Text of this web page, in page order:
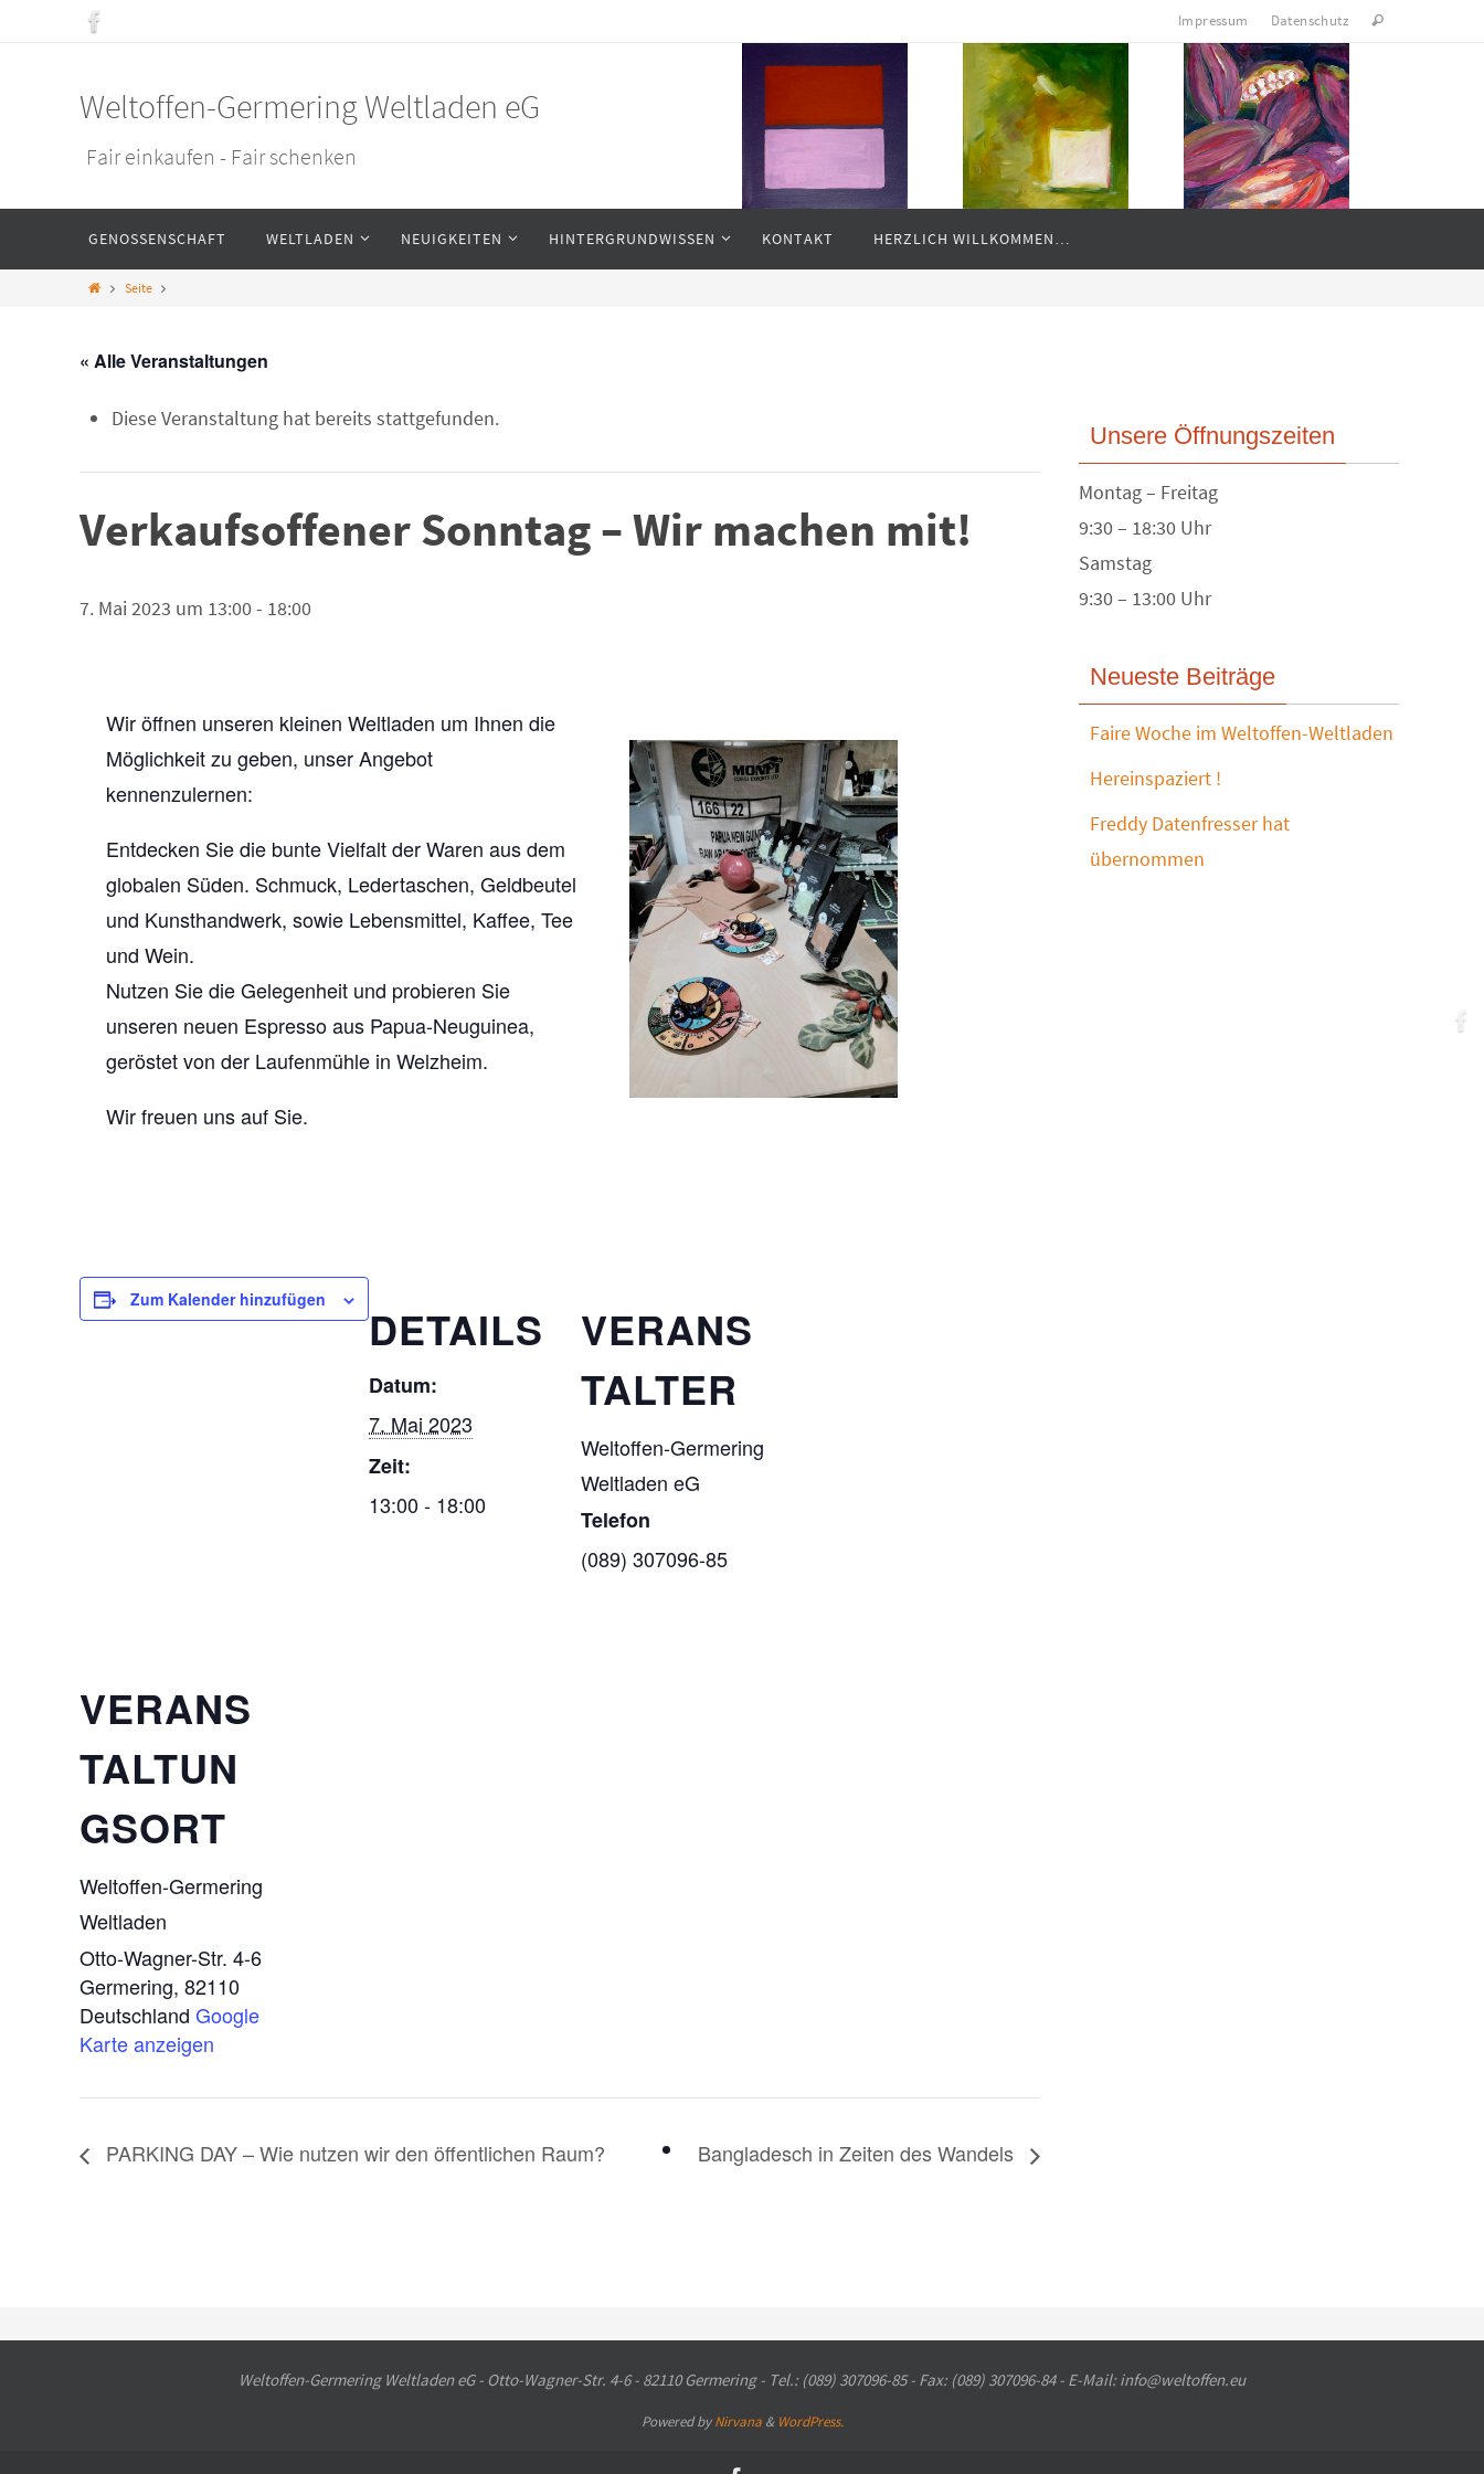
Impressum Datenschutz
Weltoffen-Germering Weltladen eG
Fair einkaufen - Fair schenken
GENOSSENSCHAFT WELTLADEN NEUIGKEITEN HINTERGRUNDWISSEN KONTAKT HERZLICH WILLKOMMEN…
Seite
« Alle Veranstaltungen
Diese Veranstaltung hat bereits stattgefunden.
Verkaufsoffener Sonntag – Wir machen mit!
7. Mai 2023 um 13:00- 18:00
Wir öffnen unseren kleinen Weltladen um Ihnen die
Möglichkeit zu geben, unser Angebot
kennenzulernen:
Entdecken Sie die bunte Vielfalt der Waren aus dem
globalen Süden. Schmuck, Ledertaschen, Geldbeutel
und Kunsthandwerk, sowie Lebensmittel, Kaffee, Tee
und Wein.
Nutzen Sie die Gelegenheit und probieren Sie
unseren neuen Espresso aus Papua-Neuguinea,
geröstet von der Laufenmühle in Welzheim.
Wir freuen uns auf Sie.
Zum Kalender hinzufügen
DETAILS
Datum:
7. Mai 2023
Zeit:
13:00 - 18:00
VERANS
TALTER
Weltoffen-Germering
Weltladen eG
Telefon
(089) 307096-85
VERANS
TALTUN
GSORT
Weltoffen-Germering
Weltladen
Otto-Wagner-Str. 4-6
Germering, 82110
Deutschland Google
Karte anzeigen
PARKING DAY – Wie nutzen wir den öffentlichen Raum? Bangladesch in Zeiten des Wandels
Unsere Öffnungszeiten
Montag – Freitag
9:30 – 18:30 Uhr
Samstag
9:30 – 13:00 Uhr
Neueste Beiträge
Faire Woche im Weltoffen-Weltladen
Hereinspaziert !
Freddy Datenfresser hat
übernommen
Weltoffen-Germering Weltladen eG - Otto-Wagner-Str. 4-6 - 82110 Germering - Tel.: (089) 307096-85 - Fax: (089) 307096-84 - E-Mail: info@weltoffen.eu
Powered byNirvana& WordPress.